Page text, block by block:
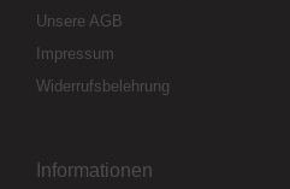
Unsere AGB
Impressum
Widerrufsbelehrung
Informationen